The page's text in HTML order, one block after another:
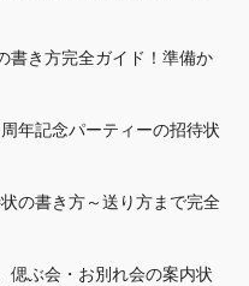
書き方完全ガイド！準備か
年記念パーティーの招待状
の書き方～送り方まで完全
偲ぶ会・お別れ会の案内状